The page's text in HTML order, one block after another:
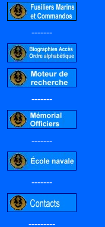
-------
-------
-------
-------
---------